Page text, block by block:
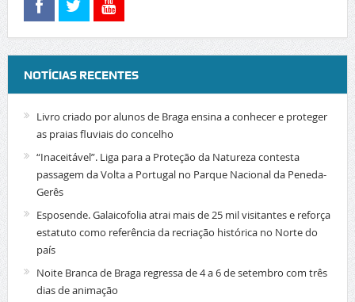
NOTÍCIAS RECENTES
Livro criado por alunos de Braga ensina a conhecer e proteger
as praias fluviais do concelho
“Inaceitável”. Liga para a Proteção da Natureza contesta
passagem da Volta a Portugal no Parque Nacional da Peneda-
Gerês
Esposende. Galaicofolia atrai mais de 25 mil visitantes e reforça
estatuto como referência da recriação histórica no Norte do
país
Noite Branca de Braga regressa de 4 a 6 de setembro com três
dias de animação